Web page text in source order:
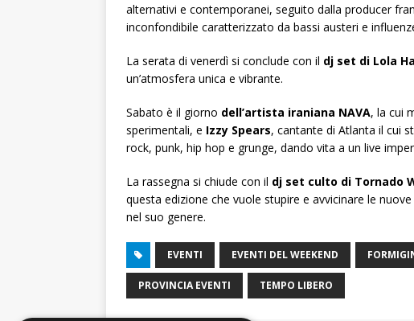
alternativi e contemporanei, seguito dalla producer
inconfondibile caratterizzato da bassi austeri e
La serata di venerdì si conclude con il dj set di Lola
un’atmosfera unica e vibrante.
Sabato è il giorno dell’artista iraniana NAVA, la cui
sperimentali, e Izzy Spears, cantante di Atlanta il cui
rock, punk, hip hop e grunge, dando vita a un live
La rassegna si chiude con il dj set culto di Tornado
questa edizione che vuole stupire e avvicinare le
nel suo genere.
EVENTI EVENTI DEL WEEKEND
PROVINCIA EVENTI TEMPO LIBERO